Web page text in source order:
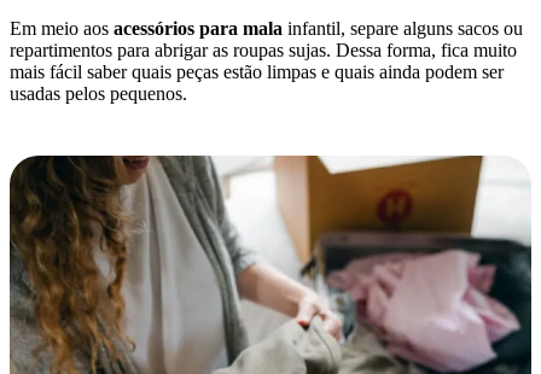
Em meio aos acessórios para mala infantil, separe alguns sacos ou
repartimentos para abrigar as roupas sujas. Dessa forma, fica muito
mais fácil saber quais peças estão limpas e quais ainda podem ser
usadas pelos pequenos.